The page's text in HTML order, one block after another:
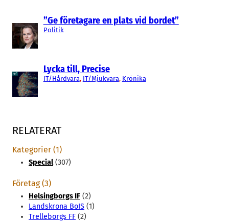
”Ge företagare en plats vid bordet”
Politik
Lycka till, Precise
IT/Hårdvara, IT/Mjukvara, Krönika
RELATERAT
Kategorier (1)
Special(307)
Företag (3)
Helsingborgs IF (2)
Landskrona BoIS (1)
Trelleborgs FF (2)